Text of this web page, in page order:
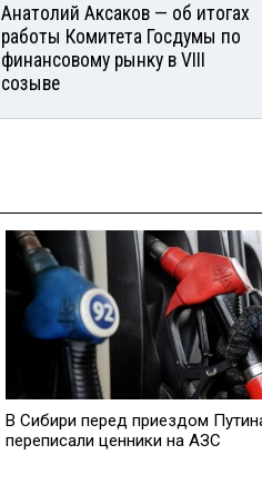
Анатолий Аксаков — об итогах
работы Комитета Госдумы по
финансовому рынку в VIII
созыве
В Сибири перед приездом
переписали ценники на АЗС